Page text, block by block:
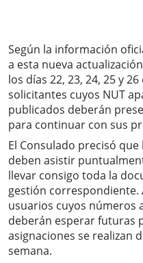
Según la información
a esta nueva
los días 22, 23, 24, 25 y
solicitantes cuyos NUT
publicados deberán
para continuar con sus
El Consulado precisó
deben asistir
llevar consigo toda la
gestión correspondiente.
usuarios cuyos números
deberán esperar futuras
asignaciones se realizan
semana.